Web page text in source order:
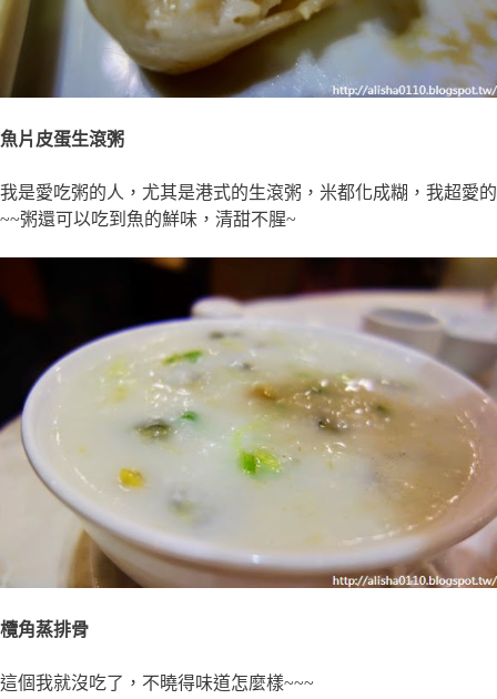
魚片皮蛋生滾粥
我是愛吃粥的人，尤其是港式的生滾粥，米都化成糊，我超愛的
~~粥還可以吃到魚的鮮味，清甜不腥~
欖角蒸排骨
這個我就沒吃了，不曉得味道怎麼樣~~~